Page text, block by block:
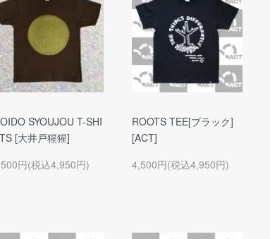
SYOUJOU T-SHI
[大井戸猩猩]
円(税込4,950円)
ROOTS TEE[ブラック]
[ACT]
4,500円(税込4,950円)